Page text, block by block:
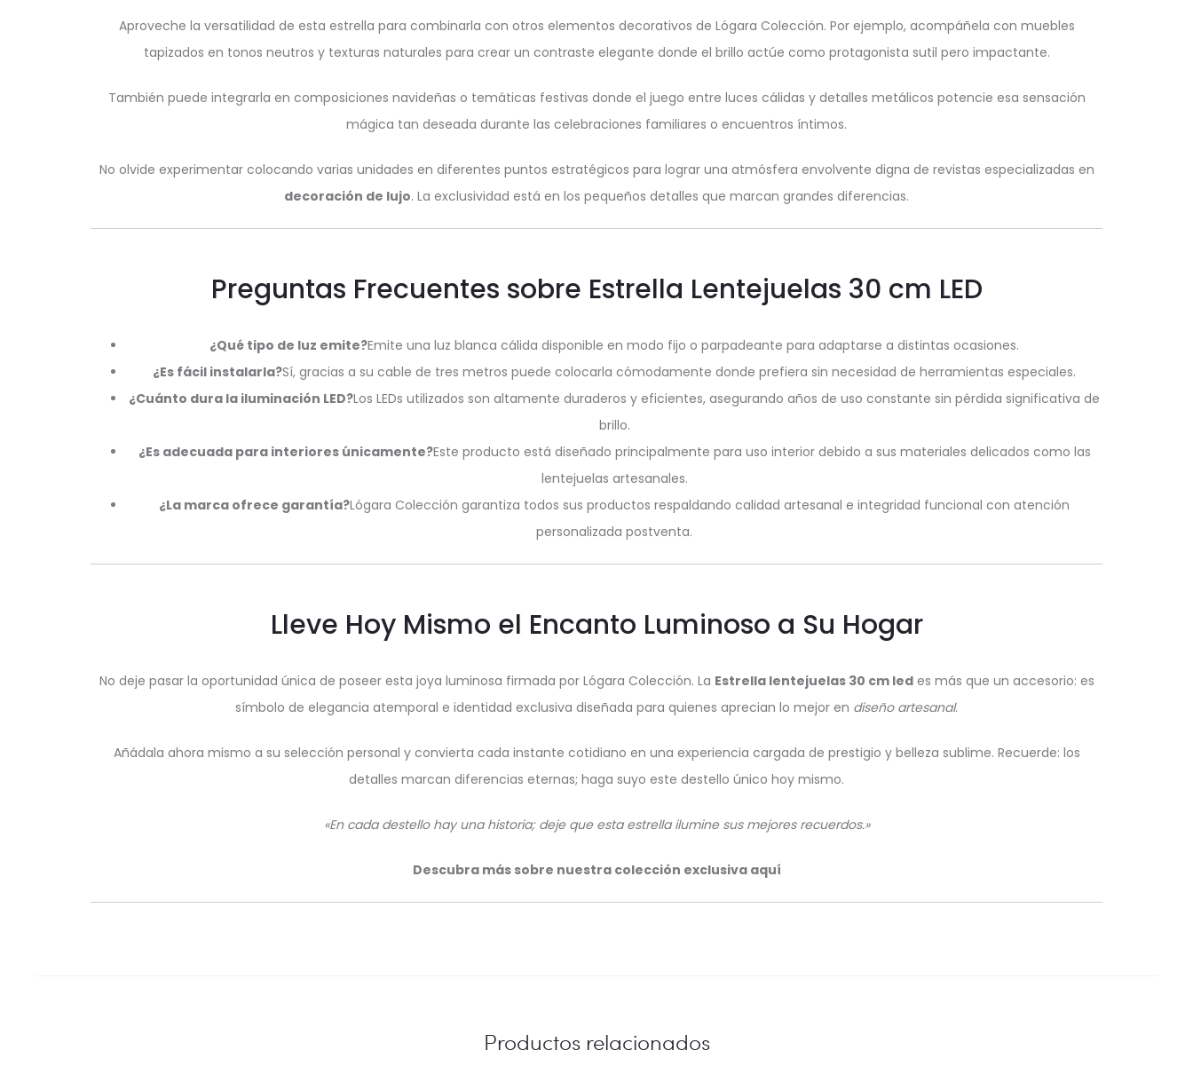
Aproveche la versatilidad de esta estrella para combinarla con otros elementos decorativos de Lógara Colección. Por ejemplo, acompáñela con muebles
tapizados en tonos neutros y texturas naturales para crear un contraste elegante donde el brillo actúe como protagonista sutil pero impactante.
También puede integrarla en composiciones navideñas o temáticas festivas donde el juego entre luces cálidas y detalles metálicos potencie esa sensación
mágica tan deseada durante las celebraciones familiares o encuentros íntimos.
No olvide experimentar colocando varias unidades en diferentes puntos estratégicos para lograr una atmósfera envolvente digna de revistas especializadas en
decoración de lujo. La exclusividad está en los pequeños detalles que marcan grandes diferencias.
Preguntas Frecuentes sobre Estrella Lentejuelas 30 cm LED
¿Qué tipo de luz emite?Emite una luz blanca cálida disponible en modo fijo o parpadeante para adaptarse a distintas ocasiones.
¿Es fácil instalarla?Sí, gracias a su cable de tres metros puede colocarla cómodamente donde prefiera sin necesidad de herramientas especiales.
¿Cuánto dura la iluminación LED?Los LEDs utilizados son altamente duraderos y eficientes, asegurando años de uso constante sin pérdida significativa de
brillo.
¿Es adecuada para interiores únicamente?Este producto está diseñado principalmente para uso interior debido a sus materiales delicados como las
lentejuelas artesanales.
¿La marca ofrece garantía?Lógara Colección garantiza todos sus productos respaldando calidad artesanal e integridad funcional con atención
personalizada postventa.
Lleve Hoy Mismo el Encanto Luminoso a Su Hogar
No deje pasar la oportunidad única de poseer esta joya luminosa firmada por Lógara Colección. La Estrella lentejuelas 30 cm ledes más que un accesorio: es
símbolo de elegancia atemporal e identidad exclusiva diseñada para quienes aprecian lo mejor en diseño artesanal.
Añádala ahora mismo a su selección personal y convierta cada instante cotidiano en una experiencia cargada de prestigio y belleza sublime. Recuerde: los
detalles marcan diferencias eternas; haga suyo este destello único hoy mismo.
«En cada destello hay una historia; deje que esta estrella ilumine sus mejores recuerdos.»
Descubra más sobre nuestra colección exclusiva aquí
Productos relacionados